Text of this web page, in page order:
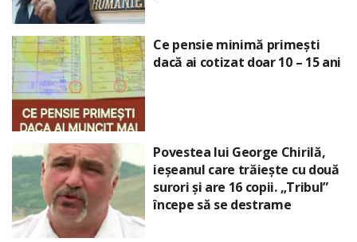
Ce pensie minimă primești
dacă ai cotizat doar 10 – 15 ani
Povestea lui George Chirilă,
ieșeanul care trăiește cu două
surori și are 16 copii. „Tribul”
începe să se destrame